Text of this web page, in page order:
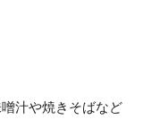
汁や焼きそばなど